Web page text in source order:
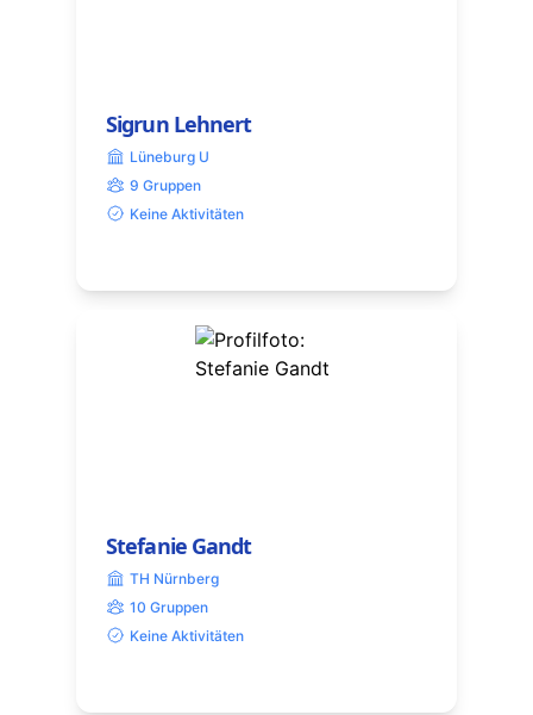
Sigrun Lehnert
Lüneburg U
9 Gruppen
Keine Aktivitäten
Stefanie Gandt
TH Nürnberg
10 Gruppen
Keine Aktivitäten